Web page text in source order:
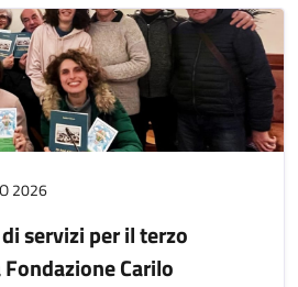
2026
servizi per il terzo
Carilo